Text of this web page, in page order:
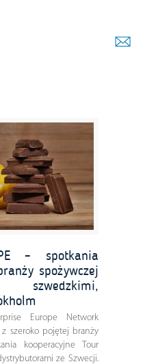
– spotkania
spożywczej
Europe Network
szeroko pojętej branży
kooperacyjne Tour
ze Szwecji.